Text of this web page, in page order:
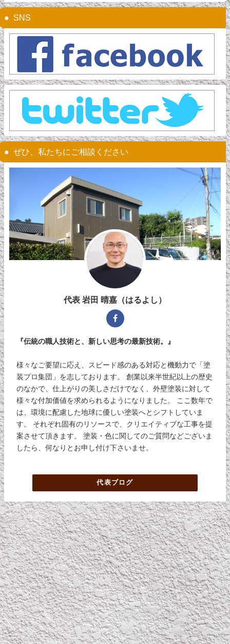
SNS
ぜひ、私たちにご相談ください
代表 岩田 晴嘉（はるよし）
『伝統の職人技術と、新しい思考の最新技術。』
様々なご要望に応え、スピード感のある対応と機動力で「塗
装プロ集団」を志しております。 創業以来半世紀以上の歴史
のなかで、仕上がりの美しさだけでなく、外壁塗装に対して
様々な付加価値を求められるようになりました。 ここ数年で
は、環境に配慮した地球に優しい塗装へとシフトしていま
す。 それぞれ固有のリソースで、クリエイティブな工事を提
案させて頂きます。 塗装・色に関してのご質問などございま
したら、何なりとお申し付け下さいませ。
代表ブログ